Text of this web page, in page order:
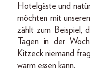
Hotelgäste und
möchten mit
zählt zum Beispiel,
Tagen in der
Kitzeck niemand
warm essen kann.